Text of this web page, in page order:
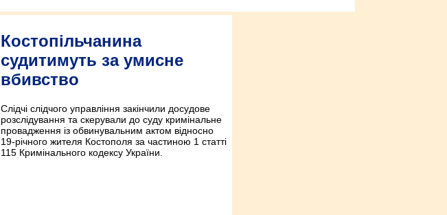
Костопільчанина
судитимуть за умисне
вбивство
Слідчі слідчого управління закінчили досудове
розслідування та скерували до суду кримінальне
провадження із обвинувальним актом відносно
19-річного жителя Костополя за частиною 1 статті
115 Кримінального кодексу України.